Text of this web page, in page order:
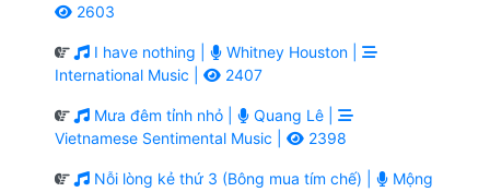
2603
I have nothing |
Whitney Houston |
International Music |
2407
Mưa đêm tỉnh nhỏ |
Quang Lê |
Vietnamese Sentimental Music |
2398
Nỗi lòng kẻ thứ 3 (Bông mua tím chế) |
Mộng